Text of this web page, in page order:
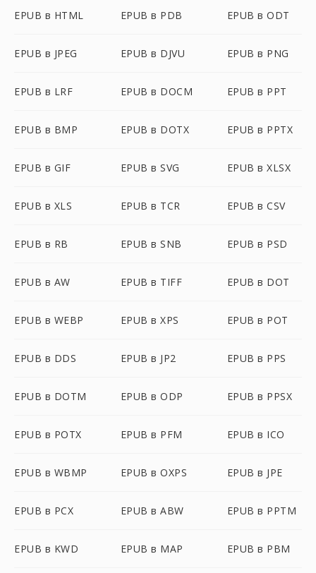
EPUB в HTML EPUB в PDB EPUB в ODT
EPUB в JPEG EPUB в DJVU EPUB в PNG
EPUB в LRF EPUB в DOCM EPUB в PPT
EPUB в BMP EPUB в DOTX EPUB в PPTX
EPUB в GIF EPUB в SVG EPUB в XLSX
EPUB в XLS EPUB в TCR EPUB в CSV
EPUB в RB EPUB в SNB EPUB в PSD
EPUB в AW EPUB в TIFF EPUB в DOT
EPUB в WEBP EPUB в XPS EPUB в POT
EPUB в DDS EPUB в JP2 EPUB в PPS
EPUB в DOTM EPUB в ODP EPUB в PPSX
EPUB в POTX EPUB в PFM EPUB в ICO
EPUB в WBMP EPUB в OXPS EPUB в JPE
EPUB в PCX EPUB в ABW EPUB в PPTM
EPUB в KWD EPUB в MAP EPUB в PBM